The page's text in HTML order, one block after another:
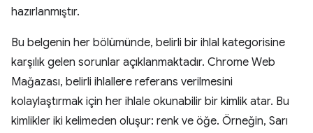
hazırlanmıştır.
Bu belgenin her bölümünde, belirli bir ihlal kategorisine
karşılık gelen sorunlar açıklanmaktadır. Chrome Web
Mağazası, belirli ihlallere referans verilmesini
kolaylaştırmak için her ihlale okunabilir bir kimlik atar. Bu
kimlikler iki kelimeden oluşur: renk ve öğe. Örneğin, Sarı